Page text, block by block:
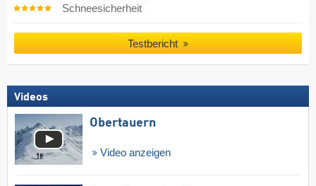
Schneesicherheit
Testbericht
Videos
Obertauern
Video anzeigen